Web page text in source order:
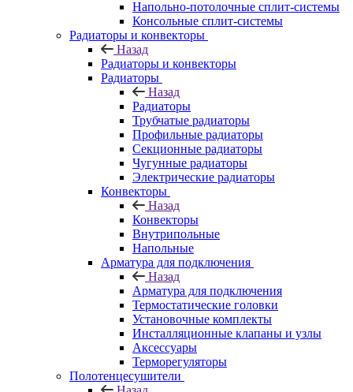
Напольно-потолочные сплит-системы
Консольные сплит-системы
Радиаторы и конвекторы
Назад
Радиаторы и конвекторы
Радиаторы
Назад
Радиаторы
Трубчатые радиаторы
Профильные радиаторы
Секционные радиаторы
Чугунные радиаторы
Электрические радиаторы
Конвекторы
Назад
Конвекторы
Внутрипольные
Напольные
Арматура для подключения
Назад
Арматура для подключения
Термостатические головки
Установочные комплекты
Инсталляционные клапаны и узлы
Аксессуары
Терморегуляторы
Полотенцесушители